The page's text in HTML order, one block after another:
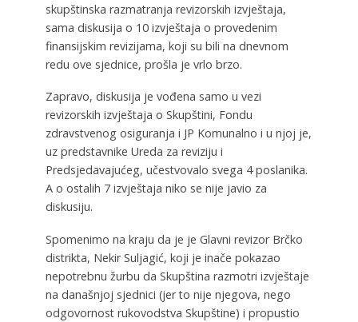
skupštinska razmatranja revizorskih izvještaja,
sama diskusija o 10 izvještaja o provedenim
finansijskim revizijama, koji su bili na dnevnom
redu ove sjednice, prošla je vrlo brzo.
Zapravo, diskusija je vođena samo u vezi
revizorskih izvještaja o Skupštini, Fondu
zdravstvenog osiguranja i JP Komunalno i u njoj je,
uz predstavnike Ureda za reviziju i
Predsjedavajućeg, učestvovalo svega 4 poslanika.
A o ostalih 7 izvještaja niko se nije javio za
diskusiju.
Spomenimo na kraju da je je Glavni revizor Brčko
distrikta, Nekir Suljagić, koji je inače pokazao
nepotrebnu žurbu da Skupština razmotri izvještaje
na današnjoj sjednici (jer to nije njegova, nego
odgovornost rukovodstva Skupštine) i propustio